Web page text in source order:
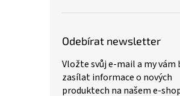
Odebírat newsletter
Vložte svůj e-mail a my vám
zasílat informace o nových
produktech na našem e-